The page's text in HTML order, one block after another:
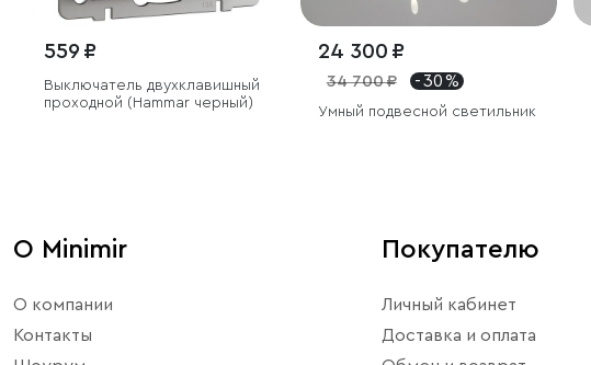
559 ₽
Выключатель двухклавишный
проходной (Hammar черный)
24 300 ₽
34 700 ₽ - 30 %
Умный подвесной светильник
О Minimir
О компании
Контакты
Покупателю
Личный кабинет
Доставка и оплата